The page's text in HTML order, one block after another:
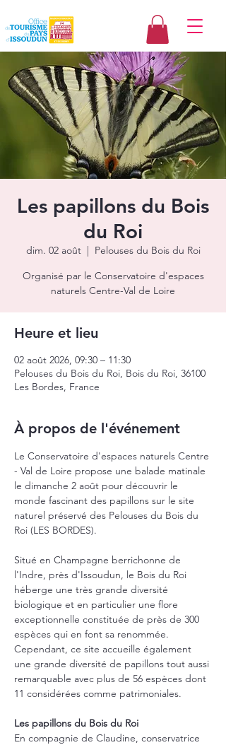
Les papillons du Bois
du Roi
dim. 02 août
  |
Pelouses du Bois du Roi
Organisé par le Conservatoire d'espaces
naturels Centre-Val de Loire
Heure et lieu
02 août 2026, 09:30 – 11:30
Pelouses du Bois du Roi, Bois du Roi, 36100
Les Bordes, France
À propos de l'événement
Le Conservatoire d'espaces naturels Centre
- Val de Loire propose une balade matinale
le dimanche 2 août pour découvrir le
monde fascinant des papillons sur le site
naturel préservé des Pelouses du Bois du
Roi (LES BORDES).
Situé en Champagne berrichonne de
l'Indre, près d'Issoudun, le Bois du Roi
héberge une très grande diversité
biologique et en particulier une flore
exceptionnelle constituée de près de 300
espèces qui en font sa renommée.
Cependant, ce site accueille également
une grande diversité de papillons tout aussi
remarquable avec plus de 56 espèces dont
11 considérées comme patrimoniales.
Les papillons du Bois du Roi
En compagnie de Claudine, conservatrice